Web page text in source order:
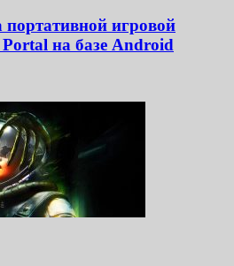
портативной игровой
на базе Android